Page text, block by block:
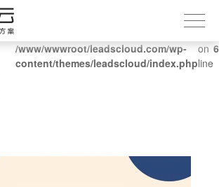
务
例
们
/www/wwwroot/leadscloud.com/wp-
content/themes/leadscloud/index.php
on
line
6
下载APP